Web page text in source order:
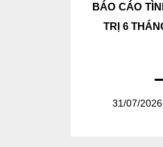
BÁO CÁO
TRỊ 6
31/07/2026